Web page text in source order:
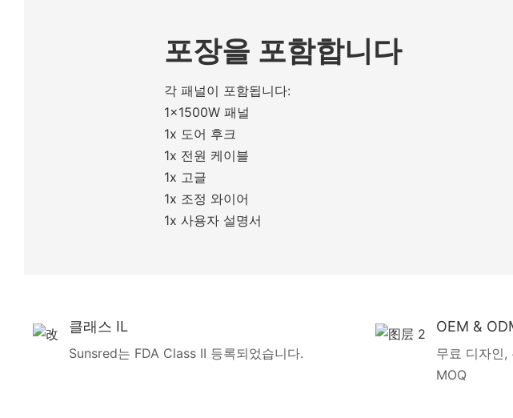
포장을 포함합니다
각 패널이 포함됩니다:
1x1500W 패널
1x 도어 후크
1x 전원 케이블
1x 고글
1x 조정 와이어
1x 사용자 설명서
클래스 IL
Sunsred는 FDA Class II 등록되었습니다.
OEM &
무료 디자인,
MOQ